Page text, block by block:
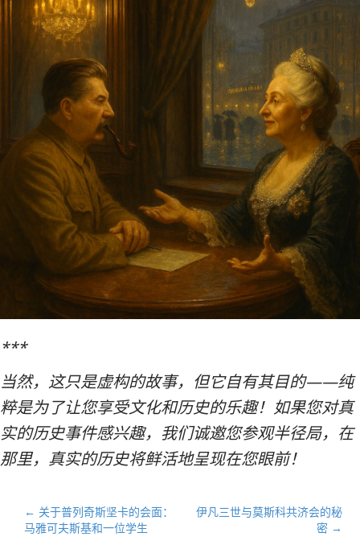
***
当然，这只是虚构的故事，但它自有其目的——纯
粹是为了让您享受文化和历史的乐趣！如果您对真
实的历史事件感兴趣，我们诚邀您参观半径局，在
那里，真实的历史将鲜活地呈现在您眼前！
文
章
← 关于普列奇斯坚卡的会面：
马雅可夫斯基和一位学生
伊凡三世与莫斯科共济会的秘
密 →